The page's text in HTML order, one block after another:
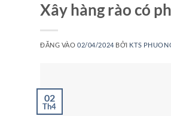
Xây hàng rào có
ĐĂNG VÀO02/04/2024 BỞI KTS
02
Th4